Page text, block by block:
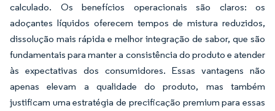
calculado. Os benefícios operacionais são claros: os
adoçantes líquidos oferecem tempos de mistura reduzidos,
dissolução mais rápida e melhor integração de sabor, que são
fundamentais para manter a consistência do produto e atender
às expectativas dos consumidores. Essas vantagens não
apenas elevam a qualidade do produto, mas também
justificam uma estratégia de precificação premium para essas